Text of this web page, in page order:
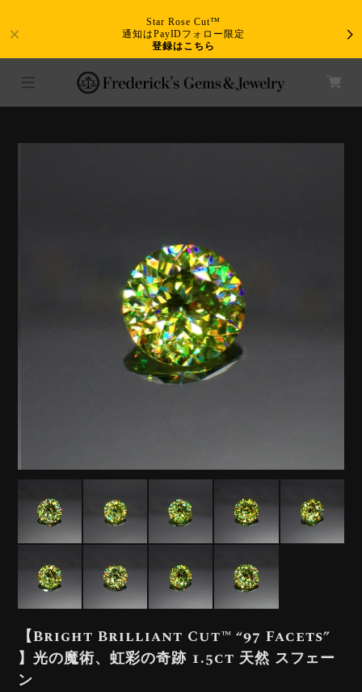
Star Rose Cut™
通知はPayIDフォロー限定
登録はこちら
【Bright Brilliant Cut™️ “97 Facets”
】光の魔術、虹彩の奇跡 1.5ct 天然 スフェー
ン